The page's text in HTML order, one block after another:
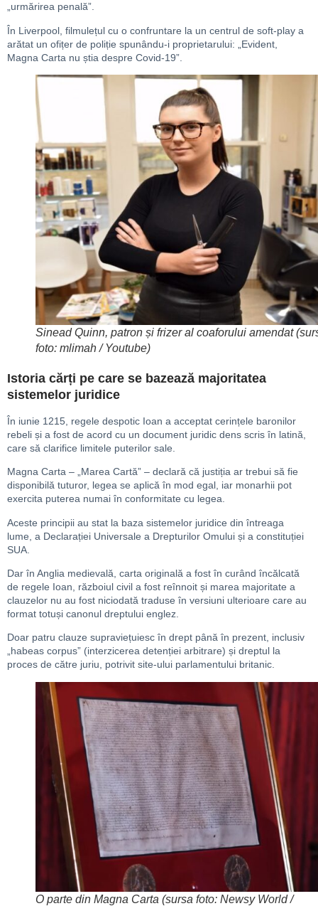
„urmărirea penală”.
În Liverpool, filmulețul cu o confruntare la un centrul de soft-play a
arătat un ofițer de poliție spunându-i proprietarului: „Evident,
Magna Carta nu știa despre Covid-19”.
Sinead Quinn, patron și frizer al coaforului amendat
foto: mlimah / Youtube)
Istoria cărți pe care se bazează majoritatea
sistemelor juridice
În iunie 1215, regele despotic Ioan a acceptat cerințele baronilor
rebeli și a fost de acord cu un document juridic dens scris în latină,
care să clarifice limitele puterilor sale.
Magna Carta – „Marea Cartă” – declară că justiția ar trebui să fie
disponibilă tuturor, legea se aplică în mod egal, iar monarhii pot
exercita puterea numai în conformitate cu legea.
Aceste principii au stat la baza sistemelor juridice din întreaga
lume, a Declarației Universale a Drepturilor Omului și a constituției
SUA.
Dar în Anglia medievală, carta originală a fost în curând încălcată
de regele Ioan, războiul civil a fost reînnoit și marea majoritate a
clauzelor nu au fost niciodată traduse în versiuni ulterioare care au
format totuși canonul dreptului englez.
Doar patru clauze supraviețuiesc în drept până în prezent, inclusiv
„habeas corpus” (interzicerea detenției arbitrare) și dreptul la
proces de către juriu, potrivit site-ului parlamentului britanic.
O parte din Magna Carta (sursa foto: Newsy World /